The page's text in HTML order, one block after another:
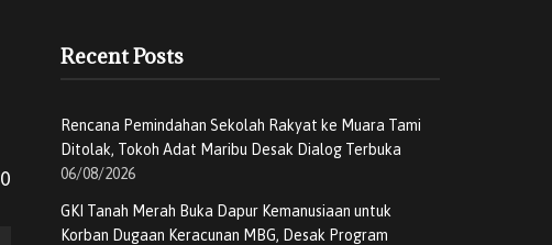
0
Recent Posts
Rencana Pemindahan Sekolah Rakyat ke Muara Tami
Ditolak, Tokoh Adat Maribu Desak Dialog Terbuka
06/08/2026
GKI Tanah Merah Buka Dapur Kemanusiaan untuk
Korban Dugaan Keracunan MBG, Desak Program